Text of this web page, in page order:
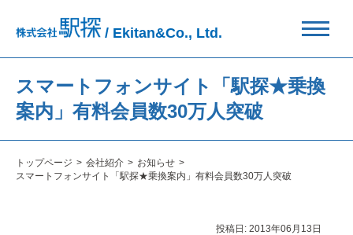
/ Ekitan&Co., Ltd.
スマートフォンサイト「駅探★乗換
案内」有料会員数30万人突破
トップページ 会社紹介
お知らせ
スマートフォンサイト「駅探★乗換案内」有料会員数30万人突破
投稿日: 2013年06月13日